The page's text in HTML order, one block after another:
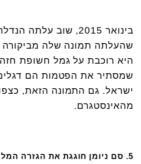
בינואר 2015, שוב עלתה הנדלר
שהעלתה תמונה שלה
היא רוכבת על גמל חשופת
שמסתיר את הפטמות הם
ישראל. גם התמונה הזאת,
מהאינסטגרם.
5. סם ניומן חוגגת את הגזרה המלאה של עצמה